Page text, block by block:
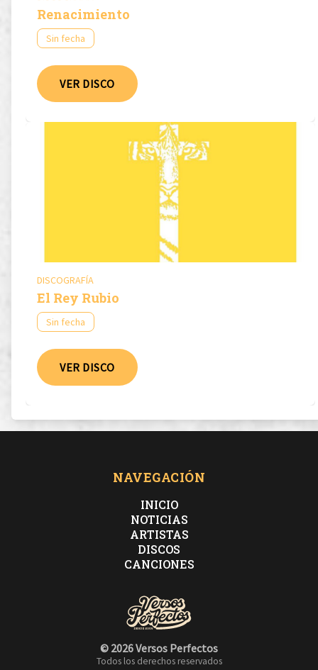
Renacimiento
Sin fecha
VER DISCO
DISCOGRAFÍA
El Rey Rubio
Sin fecha
VER DISCO
NAVEGACIÓN
INICIO
NOTICIAS
ARTISTAS
DISCOS
CANCIONES
© 2026 Versos Perfectos
Todos los derechos reservados